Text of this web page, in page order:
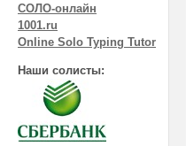
СОЛО-онлайн
1001.ru
Online Solo Typing Tutor
Наши солисты: